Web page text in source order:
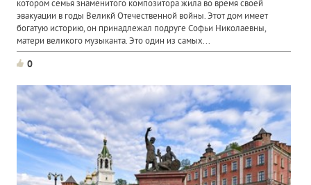
котором семья знаменитого композитора жила во время своей
эвакуации в годы Великй Отечественной войны. Этот дом имеет
богатую историю, он принадлежал подруге Софьи Николаевны,
матери великого музыканта. Это один из самых...
0